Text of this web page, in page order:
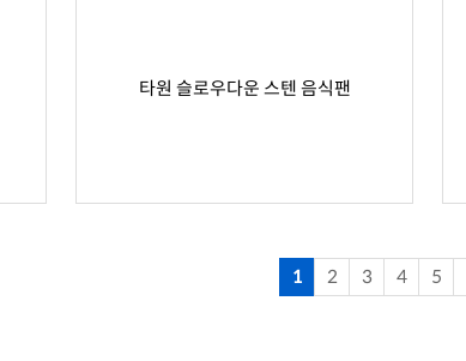
타원 슬로우다운 스텐 음식팬
1 2 3 4 5